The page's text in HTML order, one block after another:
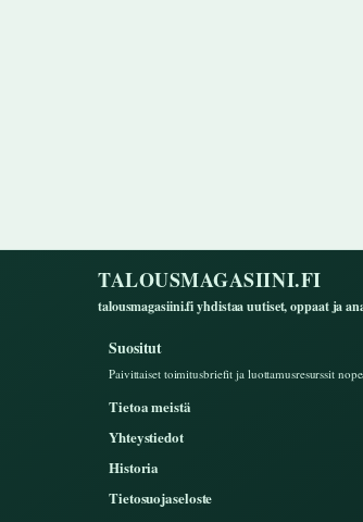
TALOUSMAGASIINI.FI
talousmagasiini.fi yhdistaa uutiset, oppaat ja
Suositut
Paivittaiset toimitusbriefit ja luottamusresurssit
Tietoa meistä
Yhteystiedot
Historia
Tietosuojaseloste